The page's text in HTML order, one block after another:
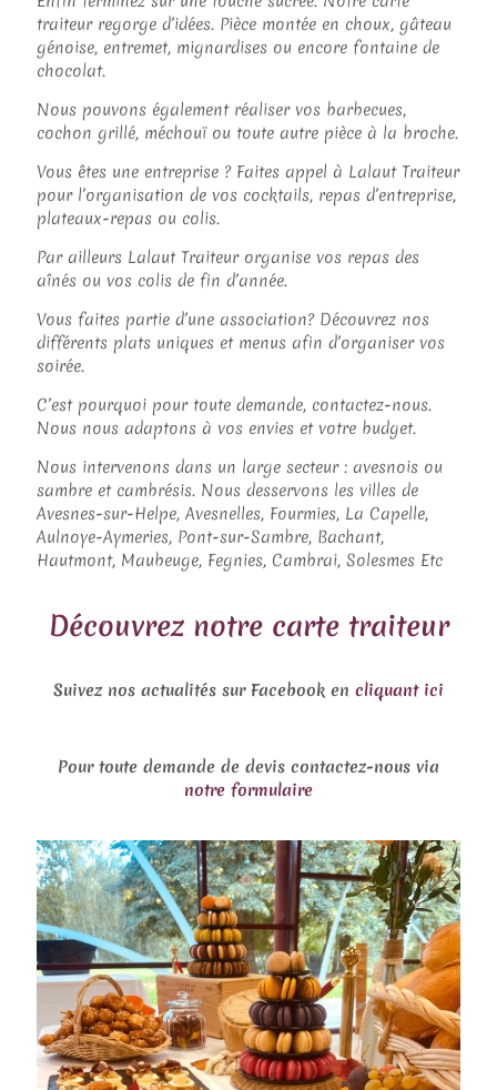
traiteur regorge d’idées. Pièce montée en choux, gâteau
génoise, entremet, mignardises ou encore fontaine de
chocolat.
Nous pouvons également réaliser vos barbecues,
cochon grillé, méchouï ou toute autre pièce à la broche.
Vous êtes une entreprise ? Faites appel à Lalaut Traiteur
pour l’organisation de vos cocktails, repas d’entreprise,
plateaux-repas ou colis.
Par ailleurs Lalaut Traiteur organise vos repas des
aînés ou vos colis de fin d’année.
Vous faites partie d’une association? Découvrez nos
différents plats uniques et menus afin d’organiser vos
soirée.
C’est pourquoi pour toute demande, contactez-nous.
Nous nous adaptons à vos envies et votre budget.
Nous intervenons dans un large secteur : avesnois ou
sambre et cambrésis. Nous desservons les villes de
Avesnes-sur-Helpe, Avesnelles, Fourmies, La Capelle,
Aulnoye-Aymeries, Pont-sur-Sambre, Bachant,
Hautmont, Maubeuge, Fegnies, Cambrai, Solesmes Etc
Découvrez notre carte traiteur
Suivez nos actualités sur Facebook en cliquant ici
Pour toute demande de devis contactez-nous via
notre formulaire